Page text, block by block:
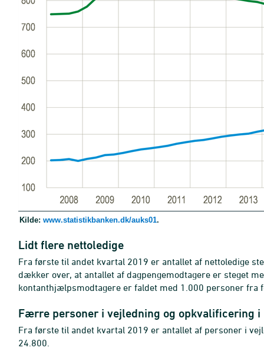
Kilde: www.statistikbanken.dk/auks01.
Lidt flere nettoledige
Fra første til andet kvartal 2019 er antallet af nettoledige
dækker over, at antallet af dagpengemodtagere er steget
kontanthjælpsmodtagere er faldet med 1.000 personer fra
Færre personer i vejledning og opkvalificering i
Fra første til andet kvartal 2019 er antallet af personer i
24.800.